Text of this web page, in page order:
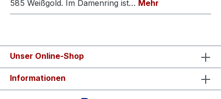
585 Weißgold. Im Damenring ist… Mehr
Unser Online-Shop
Informationen